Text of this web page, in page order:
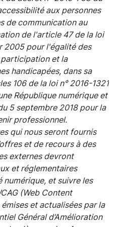
aux personnes
de communication au
de l'article 47 de la loi
2005 pour l'égalité des
et la
handicapées, dans sa
106 de la loi n° 2016-1321
République numérique et
5 septembre 2018 pour la
professionnel.
qui nous seront fournis
et de recours à des
externes devront
et réglementaires
numérique, et suivre les
(Web Content
et actualisées par la
Général d’Amélioration